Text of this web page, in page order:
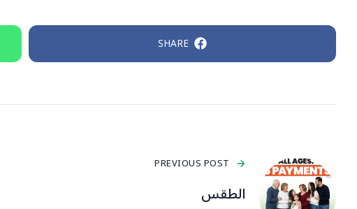
SHARE
PREVIOUS POST
الطقس